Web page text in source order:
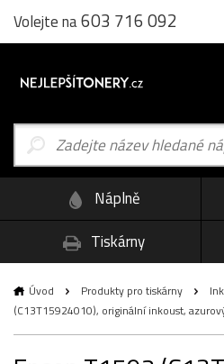
Volejte na603 716 092
Náplně
Tiskárny
Úvod Produkty pro tiskárny
(C13T15924010), originální inkoust,